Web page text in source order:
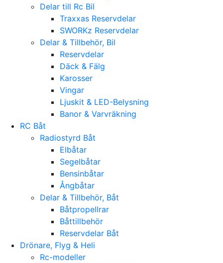
Delar till Rc Bil
Traxxas Reservdelar
SWORKz Reservdelar
Delar & Tillbehör, Bil
Reservdelar
Däck & Fälg
Karosser
Vingar
Ljuskit & LED-Belysning
Banor & Varvräkning
RC Båt
Radiostyrd Båt
Elbåtar
Segelbåtar
Bensinbåtar
Ångbåtar
Delar & Tillbehör, Båt
Båtpropellrar
Båttillbehör
Reservdelar Båt
Drönare, Flyg & Heli
Rc-modeller